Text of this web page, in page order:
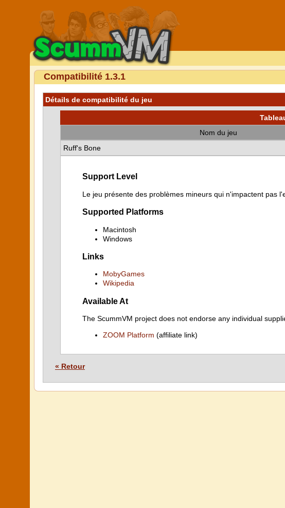
Compatibilité 1.3.1
Détails de compatibilité du jeu
Nom du jeu
Ruff's Bone
Support Level
Le jeu présente des problèmes mineurs qui n'impactent pas
Supported Platforms
Macintosh
Windows
Links
MobyGames
Wikipedia
Available At
The ScummVM project does not endorse any individual
ZOOM Platform (affiliate link)
« Retour